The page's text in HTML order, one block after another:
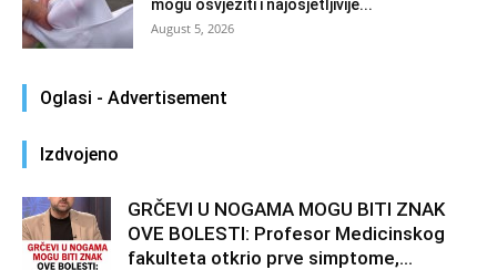
mogu osvježiti i najosjetljivije...
August 5, 2026
Oglasi - Advertisement
Izdvojeno
GRČEVI U NOGAMA MOGU BITI ZNAK
OVE BOLESTI: Profesor Medicinskog
fakulteta otkrio prve simptome,...